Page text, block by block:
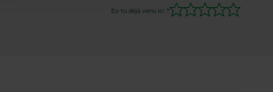
Es-tu déjà venu ici ?